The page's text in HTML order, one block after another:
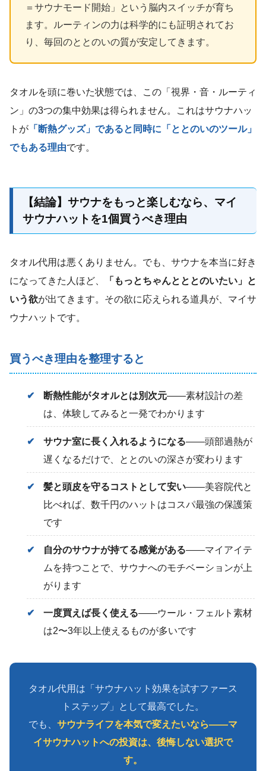
＝サウナモード開始」という脳内スイッチが育ち
ます。ルーティンの力は科学的にも証明されてお
り、毎回のととのいの質が安定してきます。
タオルを頭に巻いた状態では、この「視界・音・ルーティ
ン」の3つの集中効果は得られません。これはサウナハッ
トが 「断熱グッズ」であると同時に「ととのいのツール」
でもある理由です。
【結論】サウナをもっと楽しむなら、マイ
サウナハットを1個買うべき理由
タオル代用は悪くありません。でも、サウナを本当に好き
になってきた人ほど、
「もっとちゃんとととのいたい」と
いう欲が出てきます。その欲に応えられる道具が、マイサ
ウナハットです。
買うべき理由を整理すると
断熱性能がタオルとは別次元——素材設計の差
は、体験してみると一発でわかります
サウナ室に長く入れるようになる——頭部過熱が
遅くなるだけで、ととのいの深さが変わります
髪と頭皮を守るコストとして安い——美容院代と
比べれば、数千円のハットはコスパ最強の保護策
です
自分のサウナが持てる感覚がある——マイアイテ
ムを持つことで、サウナへのモチベーションが上
がります
一度買えば長く使える——ウール・フェルト素材
は2〜3年以上使えるものが多いです
タオル代用は「サウナハット効果を試すファース
トステップ」として最高でした。
でも、 サウナライフを本気で変えたいなら——マ
イサウナハットへの投資は、後悔しない選択で
す。